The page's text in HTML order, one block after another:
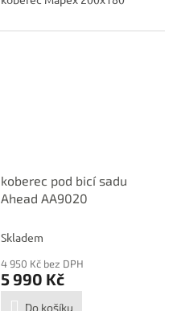
koberec pod bicí sadu
Ahead AA9020
Skladem
4 950 Kč bez DPH
5 990 Kč
Do košíku